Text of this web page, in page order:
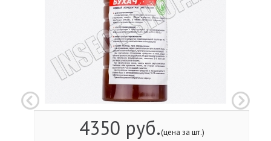
4350 руб.(цена за шт.)